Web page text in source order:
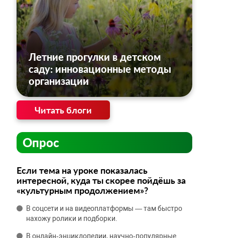
Летние прогулки в детском
саду: инновационные методы
организации
Читать блоги
Опрос
Если тема на уроке показалась
интересной, куда ты скорее пойдёшь за
«культурным продолжением»?
В соцсети и на видеоплатформы — там быстро
нахожу ролики и подборки.
В онлайн‑энциклопедии, научно‑популярные